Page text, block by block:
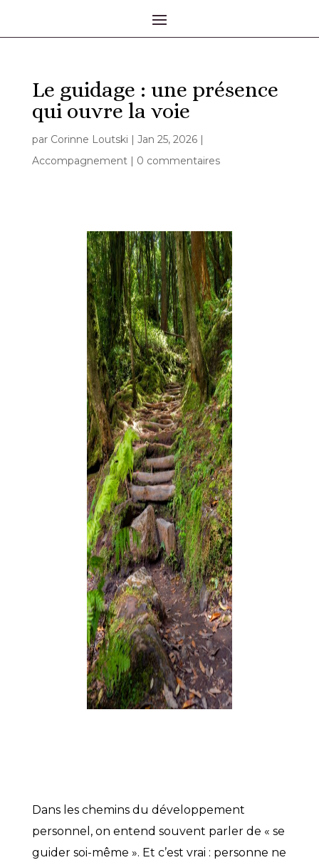
Le guidage : une présence
qui ouvre la voie
par Corinne Loutski | Jan 25, 2026|
Accompagnement| 0 commentaires
Dans les chemins du développement
personnel, on entend souvent parler de « se
guider soi-même ». Et c’est vrai : personne ne